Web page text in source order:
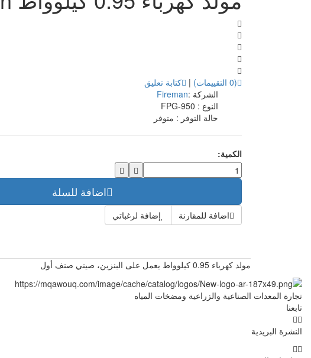
(0 التقييمات) |
كتابة تعليق
الشركة :Fireman
النوع :
حالة التوفر : متوفر
الكمية:
اضافة للسلة
إضافة لرغباتي اضافة للمقارنة
مولد كهرباء 0.95 كيلوواط يعمل على البنزين، صيني صنف أول
تجارة المعدات الصناعية والزراعية ومضخات المياه
تابعنا
النشرة البريدية